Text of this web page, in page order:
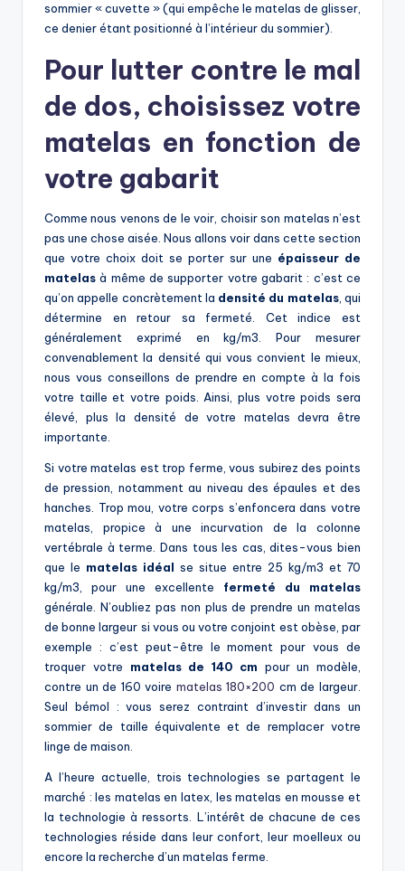
sommier « cuvette » (qui empêche le matelas de glisser,
ce denier étant positionné à l’intérieur du sommier).
Pour lutter contre le mal
de dos, choisissez votre
matelas en fonction de
votre gabarit
Comme nous venons de le voir, choisir son matelas n’est
pas une chose aisée. Nous allons voir dans cette section
que votre choix doit se porter sur une épaisseur de
matelas à même de supporter votre gabarit : c’est ce
qu’on appelle concrètement la densité du matelas, qui
détermine en retour sa fermeté. Cet indice est
généralement exprimé en kg/m3. Pour mesurer
convenablement la densité qui vous convient le mieux,
nous vous conseillons de prendre en compte à la fois
votre taille et votre poids. Ainsi, plus votre poids sera
élevé, plus la densité de votre matelas devra être
importante.
Si votre matelas est trop ferme, vous subirez des points
de pression, notamment au niveau des épaules et des
hanches. Trop mou, votre corps s’enfoncera dans votre
matelas, propice à une incurvation de la colonne
vertébrale à terme. Dans tous les cas, dites-vous bien
que le matelas idéal se situe entre 25 kg/m3 et 70
kg/m3, pour une excellente fermeté du matelas
générale. N’oubliez pas non plus de prendre un matelas
de bonne largeur si vous ou votre conjoint est obèse, par
exemple : c’est peut-être le moment pour vous de
troquer votre matelas de 140 cm pour un modèle,
contre un de 160 voire matelas 180×200 cm de largeur.
Seul bémol : vous serez contraint d’investir dans un
sommier de taille équivalente et de remplacer votre
linge de maison.
A l’heure actuelle, trois technologies se partagent le
marché : les matelas en latex, les matelas en mousse et
la technologie à ressorts. L’intérêt de chacune de ces
technologies réside dans leur confort, leur moelleux ou
encore la recherche d’un matelas ferme.